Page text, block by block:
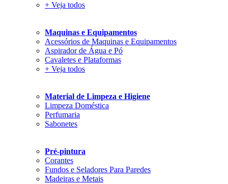
+ Veja todos
Maquinas e Equipamentos
Acessórios de Maquinas e Equipamentos
Aspirador de Água e Pó
Cavaletes e Plataformas
+ Veja todos
Material de Limpeza e Higiene
Limpeza Doméstica
Perfumaria
Sabonetes
Pré-pintura
Corantes
Fundos e Seladores Para Paredes
Madeiras e Metais